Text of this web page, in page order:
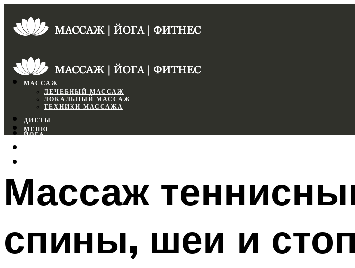
МАССАЖ
ЛЕЧЕБНЫЙ МАССАЖ
ЛОКАЛЬНЫЙ МАССАЖ
ТЕХНИКИ МАССАЖА
ДИЕТЫ
ЙОГА
МЕНЮ
МЕНЮ
Массаж
спины, шеи и стоп